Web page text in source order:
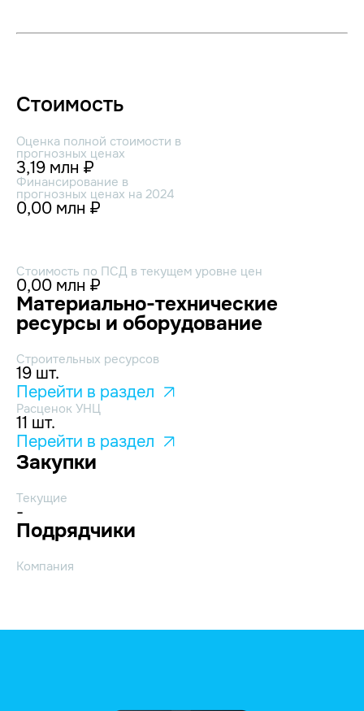
Стоимость
Оценка полной стоимости в
прогнозных ценах
3,19 млн ₽
Финансирование в
прогнозных ценах на 2024
0,00 млн ₽
Стоимость по ПСД в текущем уровне цен
0,00 млн ₽
Материально-технические
ресурсы и оборудование
Строительных ресурсов
19 шт.
Перейти в раздел
Расценок УНЦ
11 шт.
Перейти в раздел
Закупки
Текущие
-
Подрядчики
Компания